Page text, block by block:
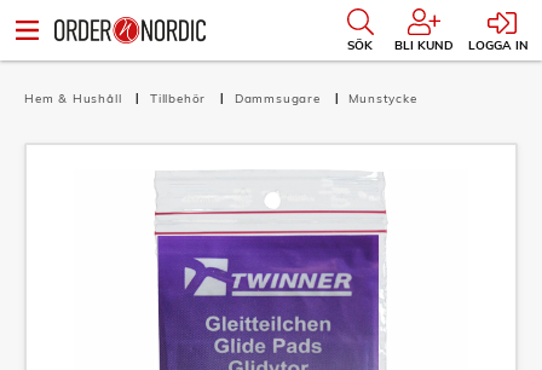
SÖK BLI KUND LOGGA IN
Hem & Hushåll Tillbehör Dammsugare Munstycke